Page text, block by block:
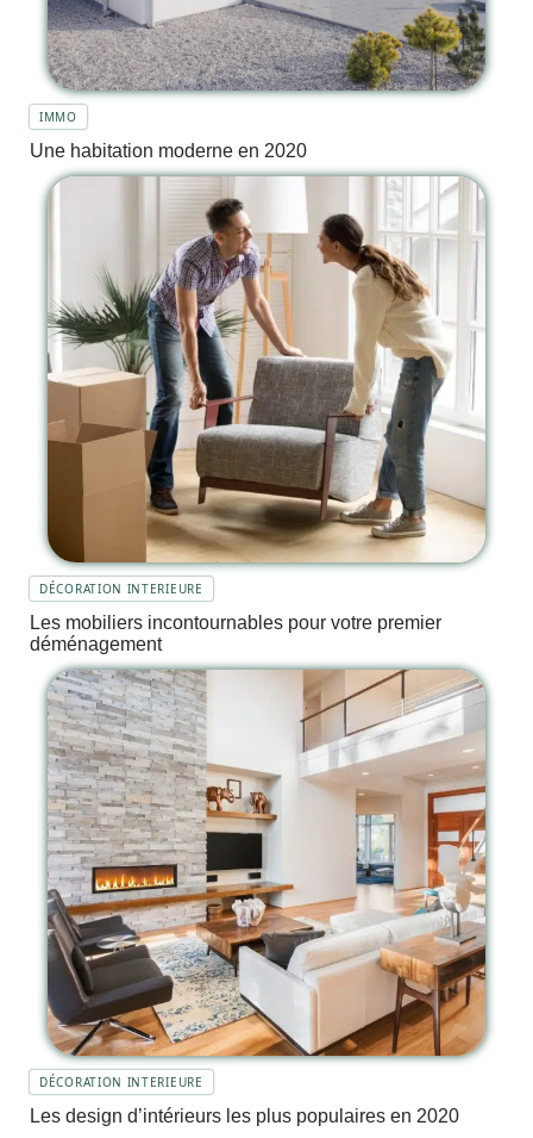
IMMO
Une habitation moderne en 2020
DÉCORATION INTERIEURE
Les mobiliers incontournables pour votre premier
déménagement
DÉCORATION INTERIEURE
Les design d’intérieurs les plus populaires en 2020